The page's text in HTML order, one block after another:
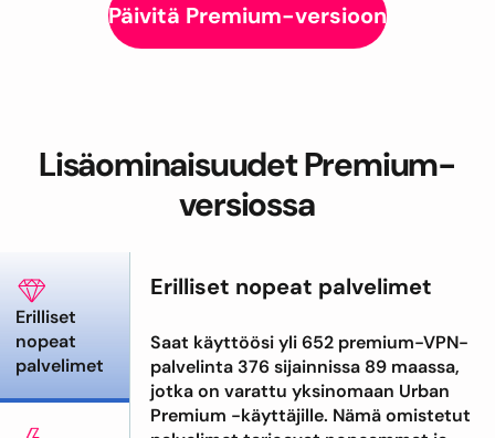
Päivitä Premium-versioon
Lisäominaisuudet Premium-
versiossa
Erilliset
nopeat
palvelimet
Erilliset nopeat palvelimet
Saat käyttöösi yli 652 premium-VPN-
palvelinta 376 sijainnissa 89 maassa,
jotka on varattu yksinomaan Urban
Premium -käyttäjille. Nämä omistetut